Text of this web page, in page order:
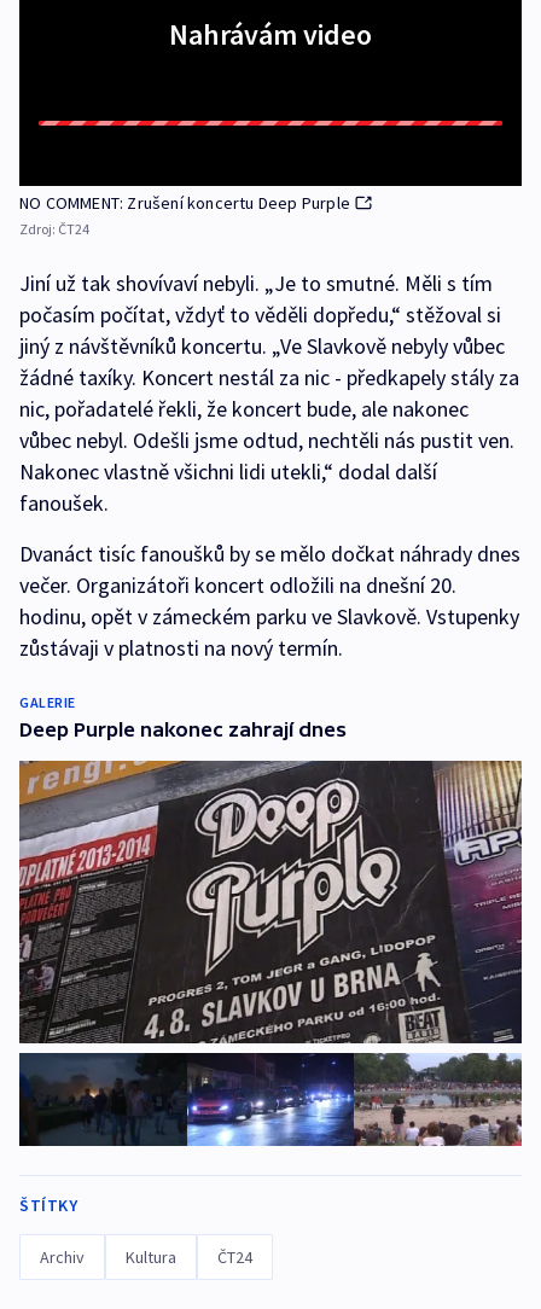
Nahrávám video
NO COMMENT: Zrušení koncertu Deep Purple
Zdroj: ČT24
Jiní už tak shovívaví nebyli. „Je to smutné. Měli s tím
počasím počítat, vždyť to věděli dopředu,“ stěžoval si
jiný z návštěvníků koncertu. „Ve Slavkově nebyly vůbec
žádné taxíky. Koncert nestál za nic - předkapely stály za
nic, pořadatelé řekli, že koncert bude, ale nakonec
vůbec nebyl. Odešli jsme odtud, nechtěli nás pustit ven.
Nakonec vlastně všichni lidi utekli,“ dodal další
fanoušek.
Dvanáct tisíc fanoušků by se mělo dočkat náhrady dnes
večer. Organizátoři koncert odložili na dnešní 20.
hodinu, opět v zámeckém parku ve Slavkově. Vstupenky
zůstávaji v platnosti na nový termín.
GALERIE
Deep Purple nakonec zahrají dnes
ŠTÍTKY
Archiv Kultura ČT24